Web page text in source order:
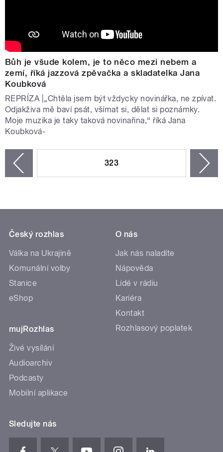
Bůh je všude kolem, je to něco mezi nebem a
zemí, říká jazzová zpěvačka a skladatelka Jana
Koubková
REPRÍZA |„Chtěla jsem být vždycky novinářka, ne zpívat.
Odjakživa mě baví psát, všímat si, dělat si poznámky.
Moje muzika je taky taková novinařina,“ říká Jana
Koubková-
323
Český rozhlas
Válka na Ukrajině
Komunální volby
Stanice
eShop
mujRozhlas
Živé vysílání
Audioarchiv
Podcasty
Mobilní aplikace
O nás
Jak nás naladíte
Nápověda
Lidé v rádiu
Kariéra
Kontakt
Rozhlasový poplatek
Sledujte nás